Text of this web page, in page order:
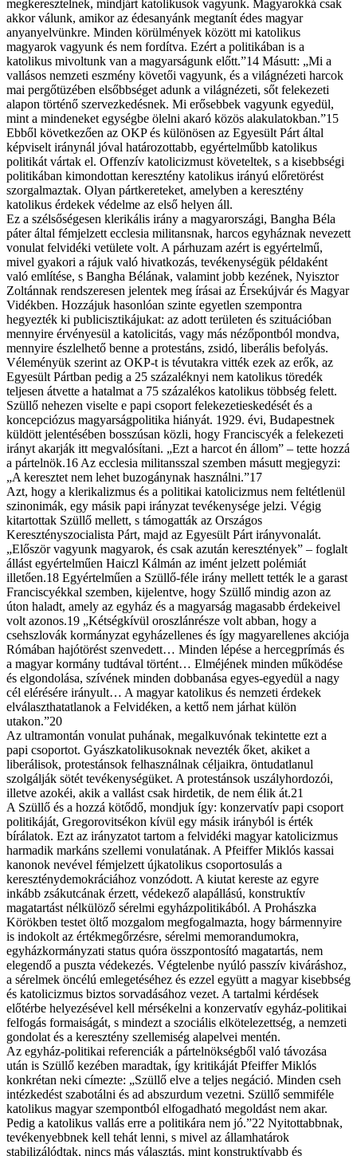
megkeresztelnek, mindjárt katolikusok vagyunk. Magyarokká csak
akkor válunk, amikor az édesanyánk megtanít édes magyar
anyanyelvünkre. Minden körülmények között mi katolikus
magyarok vagyunk és nem fordítva. Ezért a politikában is a
katolikus mivoltunk van a magyarságunk előtt.”14 Másutt: „Mi a
vallásos nemzeti eszmény követői vagyunk, és a világnézeti harcok
mai pergőtüzében elsőbbséget adunk a világnézeti, sőt felekezeti
alapon történő szervezkedésnek. Mi erősebbek vagyunk egyedül,
mint a mindeneket egységbe ölelni akaró közös alakulatokban.”15
Ebből következően az OKP és különösen az Egyesült Párt által
képviselt iránynál jóval határozottabb, egyértelműbb katolikus
politikát vártak el. Offenzív katolicizmust követeltek, s a kisebbségi
politikában kimondottan keresztény katolikus irányú előretörést
szorgalmaztak. Olyan pártkereteket, amelyben a keresztény
katolikus érdekek védelme az első helyen áll.
Ez a szélsőségesen klerikális irány a magyarországi, Bangha Béla
páter által fémjelzett ecclesia militansnak, harcos egyháznak nevezett
vonulat felvidéki vetülete volt. A párhuzam azért is egyértelmű,
mivel gyakori a rájuk való hivatkozás, tevékenységük példaként
való említése, s Bangha Bélának, valamint jobb kezének, Nyisztor
Zoltánnak rendszeresen jelentek meg írásai az Érsekújvár és Magyar
Vidékben. Hozzájuk hasonlóan szinte egyetlen szempontra
hegyezték ki publicisztikájukat: az adott területen és szituációban
mennyire érvényesül a katolicitás, vagy más nézőpontból mondva,
mennyire észlelhető benne a protestáns, zsidó, liberális befolyás.
Véleményük szerint az OKP-t is tévutakra vitték ezek az erők, az
Egyesült Pártban pedig a 25 százaléknyi nem katolikus töredék
teljesen átvette a hatalmat a 75 százalékos katolikus többség felett.
Szüllő nehezen viselte e papi csoport felekezetieskedését és a
koncepciózus magyarságpolitika hiányát. 1929. évi, Budapestnek
küldött jelentésében bosszúsan közli, hogy Franciscyék a felekezeti
irányt akarják itt megvalósítani. „Ezt a harcot én állom” – tette hozzá
a pártelnök.16 Az ecclesia militansszal szemben másutt megjegyzi:
„A keresztet nem lehet buzogánynak használni.”17
Azt, hogy a klerikalizmus és a politikai katolicizmus nem feltétlenül
szinonimák, egy másik papi irányzat tevékenysége jelzi. Végig
kitartottak Szüllő mellett, s támogatták az Országos
Keresztényszocialista Párt, majd az Egyesült Párt irányvonalát.
„Először vagyunk magyarok, és csak azután keresztények” – foglalt
állást egyértelműen Haiczl Kálmán az imént jelzett polémiát
illetően.18 Egyértelműen a Szüllő-féle irány mellett tették le a garast
Franciscyékkal szemben, kijelentve, hogy Szüllő mindig azon az
úton haladt, amely az egyház és a magyarság magasabb érdekeivel
volt azonos.19 „Kétségkívül oroszlánrésze volt abban, hogy a
csehszlovák kormányzat egyházellenes és így magyarellenes akciója
Rómában hajótörést szenvedett… Minden lépése a hercegprímás és
a magyar kormány tudtával történt… Elméjének minden működése
és elgondolása, szívének minden dobbanása egyes-egyedül a nagy
cél elérésére irányult… A magyar katolikus és nemzeti érdekek
elválaszthatatlanok a Felvidéken, a kettő nem járhat külön
utakon.”20
Az ultramontán vonulat puhának, megalkuvónak tekintette ezt a
papi csoportot. Gyászkatolikusoknak nevezték őket, akiket a
liberálisok, protestánsok felhasználnak céljaikra, öntudatlanul
szolgálják sötét tevékenységüket. A protestánsok uszályhordozói,
illetve azokéi, akik a vallást csak hirdetik, de nem élik át.21
A Szüllő és a hozzá kötődő, mondjuk így: konzervatív papi csoport
politikáját, Gregorovitsékon kívül egy másik irányból is érték
bírálatok. Ezt az irányzatot tartom a felvidéki magyar katolicizmus
harmadik markáns szellemi vonulatának. A Pfeiffer Miklós kassai
kanonok nevével fémjelzett újkatolikus csoportosulás a
kereszténydemokráciához vonzódott. A kiutat kereste az egyre
inkább zsákutcának érzett, védekező alapállású, konstruktív
magatartást nélkülöző sérelmi egyházpolitikából. A Prohászka
Körökben testet öltő mozgalom megfogalmazta, hogy bármennyire
is indokolt az értékmegőrzésre, sérelmi memorandumokra,
egyházkormányzati status quóra összpontosító magatartás, nem
elegendő a puszta védekezés. Végtelenbe nyúló passzív kiváráshoz,
a sérelmek öncélú emlegetéséhez és ezzel együtt a magyar kisebbség
és katolicizmus biztos sorvadásához vezet. A tartalmi kérdések
előtérbe helyezésével kell mérsékelni a konzervatív egyház-politikai
felfogás formaiságát, s mindezt a szociális elkötelezettség, a nemzeti
gondolat és a keresztény szellemiség alapelvei mentén.
Az egyház-politikai referenciák a pártelnökségből való távozása
után is Szüllő kezében maradtak, így kritikáját Pfeiffer Miklós
konkrétan neki címezte: „Szüllő elve a teljes negáció. Minden cseh
intézkedést szabotálni és ad abszurdum vezetni. Szüllő semmiféle
katolikus magyar szempontból elfogadható megoldást nem akar.
Pedig a katolikus vallás erre a politikára nem jó.”22 Nyitottabbnak,
tevékenyebbnek kell tehát lenni, s mivel az államhatárok
stabilizálódtak, nincs más választás, mint konstruktívabb és